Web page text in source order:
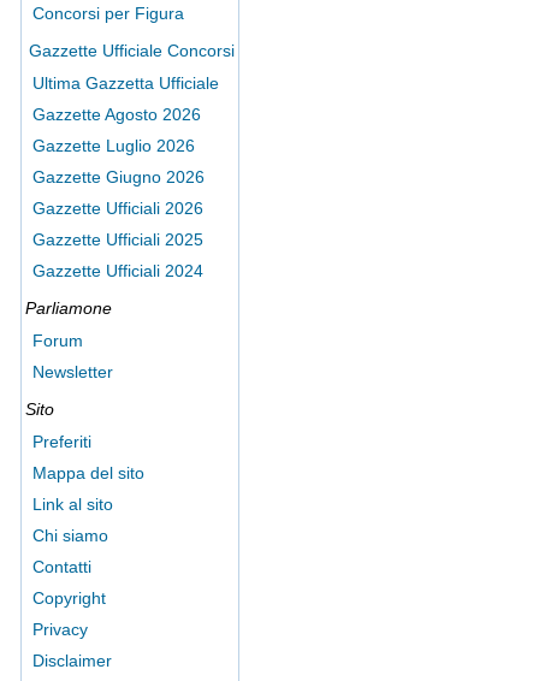
Concorsi per Figura
Gazzette Ufficiale Concorsi
Ultima Gazzetta Ufficiale
Gazzette Agosto 2026
Gazzette Luglio 2026
Gazzette Giugno 2026
Gazzette Ufficiali 2026
Gazzette Ufficiali 2025
Gazzette Ufficiali 2024
Parliamone
Forum
Newsletter
Sito
Preferiti
Mappa del sito
Link al sito
Chi siamo
Contatti
Copyright
Privacy
Disclaimer